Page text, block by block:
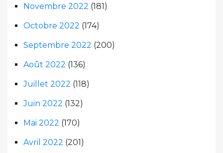
Novembre 2022 (181)
Octobre 2022 (174)
Septembre 2022 (200)
Août 2022 (136)
Juillet 2022 (118)
Juin 2022 (132)
Mai 2022 (170)
Avril 2022 (201)